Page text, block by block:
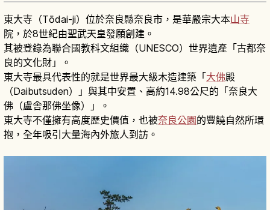
東大寺（Tōdai-ji）位於奈良縣奈良市，是華嚴宗大本山寺
院，於8世紀由聖武天皇發願創建。
其被登錄為聯合國教科文組織（UNESCO）世界遺產「古都奈
良的文化財」。
東大寺最具代表性的就是世界最大級木造建築「大佛殿
（Daibutsuden）」與其中安置、高約14.98公尺的「奈良大
佛（盧舎那佛坐像）」。
東大寺不僅擁有高度歷史價值，也被奈良公園的豐饒自然所環
抱，全年吸引大量海內外旅人到訪。